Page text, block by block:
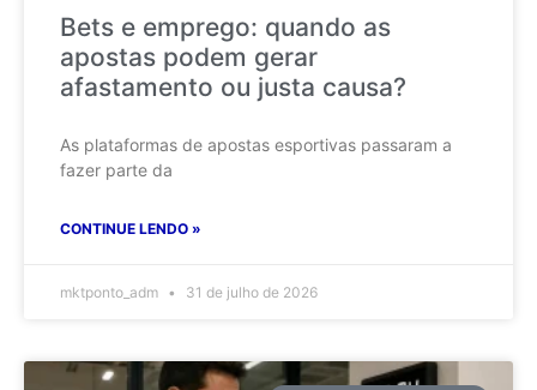
Bets e emprego: quando as
apostas podem gerar
afastamento ou justa causa?
As plataformas de apostas esportivas passaram a
fazer parte da
CONTINUE LENDO »
mktponto_adm 31 de julho de 2026